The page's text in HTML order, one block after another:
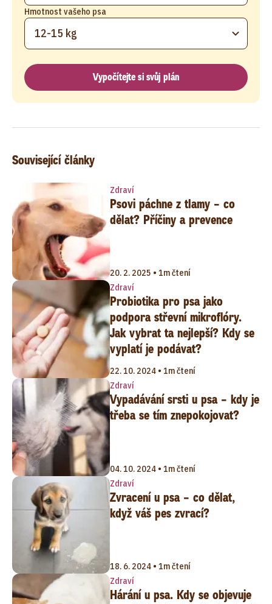
Hmotnost vašeho psa
12-15 kg
Vypočítejte si svůj plán
Související články
Zdraví
Psovi páchne z tlamy – co
dělat? Příčiny a prevence
20. 2. 2025 • 1m čtení
Zdraví
Probiotika pro psa jako
podpora střevní mikroflóry.
Jak vybrat ta nejlepší? Kdy se
vyplatí je podávat?
22. 10. 2024 • 1m čtení
Zdraví
Vypadávání srsti u psa – kdy je
třeba se tím znepokojovat?
04. 10. 2024 • 1m čtení
Zdraví
Zvracení u psa – co dělat,
když váš pes zvrací?
18. 6. 2024 • 1m čtení
Zdraví
Hárání u psa. Kdy se objevuje